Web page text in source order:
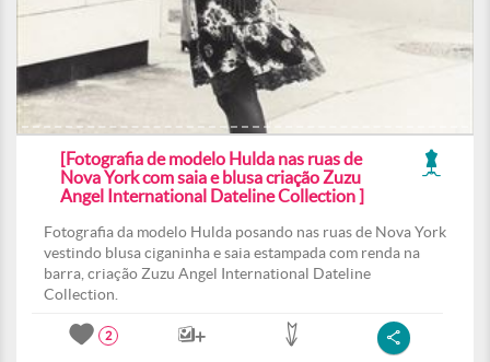
[Fotografia de modelo Hulda nas ruas de
Nova York com saia e blusa criação Zuzu
Angel International Dateline Collection ]
Fotografia da modelo Hulda posando nas ruas de Nova York
vestindo blusa ciganinha e saia estampada com renda na
barra, criação Zuzu Angel International Dateline
Collection.
2